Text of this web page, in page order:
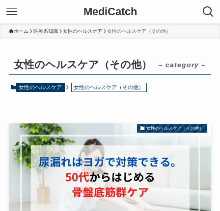
MediCatch
ホーム 医療系知識 女性のヘルスケア 女性のヘルスケア（その他）
女性のヘルスケア（その他） – category –
女性のヘルスケア 女性のヘルスケア（その他）
女性のヘルスケア（その他）